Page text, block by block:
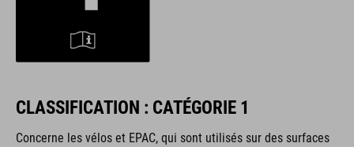
CLASSIFICATION : CATÉGORIE 1
Concerne les vélos et EPAC, qui sont utilisés sur des surfaces